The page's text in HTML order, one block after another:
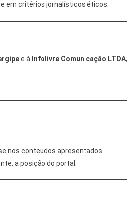
em critérios jornalísticos éticos.
e à Infolivre Comunicação LTDA,
nos conteúdos apresentados.
a posição do portal.